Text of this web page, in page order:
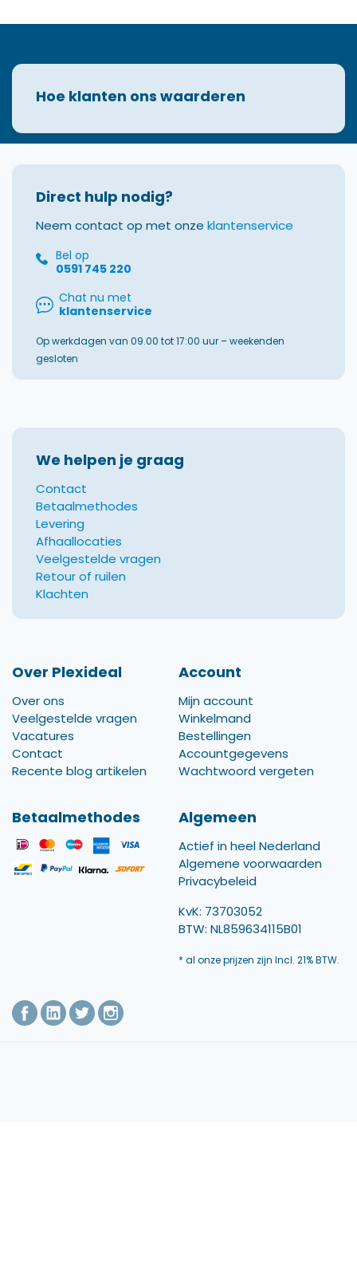
Hoe klanten ons waarderen
Direct hulp nodig?
Neem contact op met onze klantenservice
Bel op
0591 745 220
Chat nu met
klantenservice
Op werkdagen van 09.00 tot 17:00 uur – weekenden
gesloten
We helpen je graag
Contact
Betaalmethodes
Levering
Afhaallocaties
Veelgestelde vragen
Retour of ruilen
Klachten
Over Plexideal
Over ons
Veelgestelde vragen
Vacatures
Contact
Recente blog artikelen
Account
Mijn account
Winkelmand
Bestellingen
Accountgegevens
Wachtwoord vergeten
Betaalmethodes Algemeen
Actief in heel Nederland
Algemene voorwaarden
Privacybeleid
KvK: 73703052
BTW: NL859634115B01
* al onze prijzen zijn Incl. 21% BTW.